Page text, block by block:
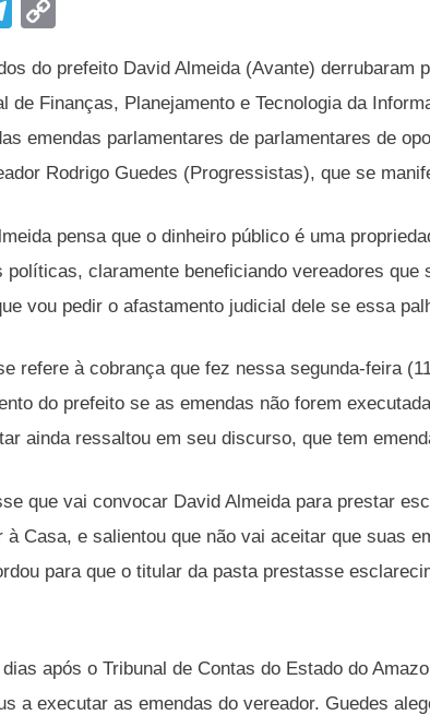
T
e
gr
a
m
p
y
Li
n
do prefeito David Almeida (Avante) derrubaram
de Finanças, Planejamento e Tecnologia da
emendas parlamentares de parlamentares de
Rodrigo Guedes (Progressistas), que se
pensa que o dinheiro público é uma
políticas, claramente beneficiando vereadores
vou pedir o afastamento judicial dele se essa
refere à cobrança que fez nessa segunda-feira
do prefeito se as emendas não forem
ainda ressaltou em seu discurso, que tem
que vai convocar David Almeida para prestar
à Casa, e salientou que não vai aceitar que suas
para que o titular da pasta prestasse
após o Tribunal de Contas do Estado do
a executar as emendas do vereador. Guedes